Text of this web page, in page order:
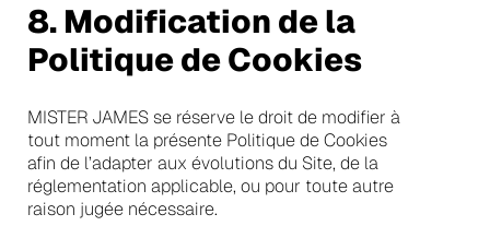
8. Modification de la
Politique de Cookies
MISTER JAMES se réserve le droit de modifier à
tout moment la présente Politique de Cookies
afin de l’adapter aux évolutions du Site, de la
réglementation applicable, ou pour toute autre
raison jugée nécessaire.